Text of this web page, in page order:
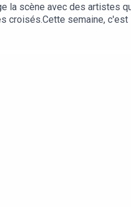
la scène avec des artistes
croisés.Cette semaine,